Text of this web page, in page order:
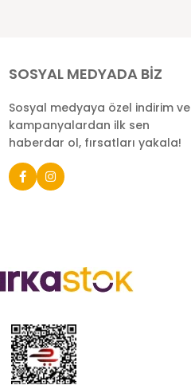
SOSYAL MEDYADA BİZ
Sosyal medyaya özel indirim ve
kampanyalardan ilk sen
haberdar ol, fırsatları yakala!